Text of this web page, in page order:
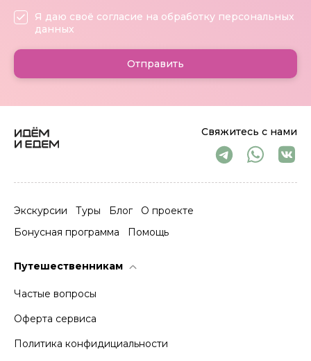
Свяжитесь с нами
Экскурсии Туры Блог
О проекте
Бонусная программа
Помощь
Путешественникам
Частые вопросы
Оферта сервиса
Политика конфидициальности
Я даю своё согласие на обработку персональных
данных
Отправить